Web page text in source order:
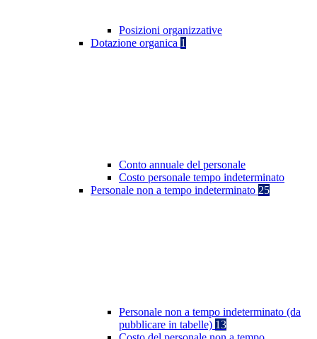
Posizioni organizzative
Dotazione organica 1
Conto annuale del personale
Costo personale tempo indeterminato
Personale non a tempo indeterminato 25
Personale non a tempo indeterminato (da
pubblicare in tabelle) 13